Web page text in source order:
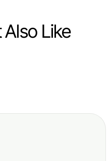
Like
Quickly:
2026
Istanbul